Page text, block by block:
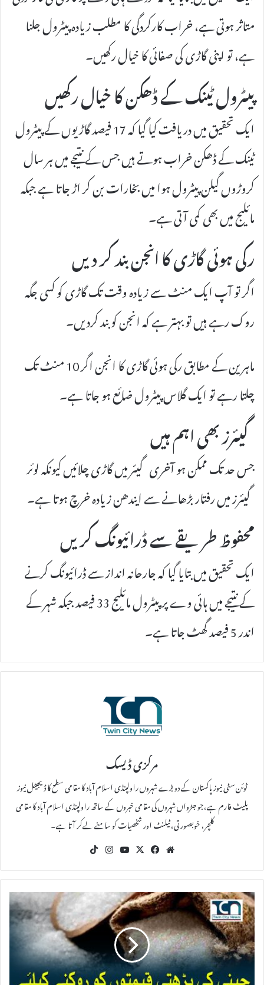
متاثر ہوتی ہے، خراب کارکردگی کا مطلب زیادہ پیٹرول جلنا
ہے، تو اپنی گاڑی کی صفائی کا خیال رکھیں۔
پیٹرول ٹینک کے ڈھکن کا خیال رکھیں
ایک تحقیق میں دریافت کیا گیا کہ 17 فیصد گاڑیوں کے پیٹرول
ٹینک کے ڈھکن خراب ہوتے ہیں جس کے نتیجے میں ہر سال
کروڑوں گیلن پیٹرول ہوا میں بخارات بن کر اڑ جاتا ہے جبکہ
مائلیج میں بھی کمی آتی ہے۔
رکی ہوئی گاڑی کا انجن بند کر دیں
اگر تو آپ ایک منٹ سے زیادہ وقت تک گاڑی کو کسی جگہ
روک رہے ہیں تو بہتر ہے کہ انجن کو بند کردیں۔
ماہرین کے مطابق رکی ہوئی گاڑی کا انجن اگر 10 منٹ تک
چلتا رہے تو ایک گلاس پیٹرول ضائع ہو جاتا ہے۔
گیئرز بھی اہم ہیں
جس حد تک ممکن ہو آخری گیئر میں گاڑی چلائیں کیونکہ لوئر
گیئرز میں رفتار بڑھانے سے ایندھن زیادہ خرچ ہوتا ہے۔
محفوظ طریقے سے ڈرائیونگ کریں
ایک تحقیق میں بتایا گیا کہ جارحانہ انداز سے ڈرائیونگ کرنے
کے نتیجے میں ہائی وے پر پیٹرول مائلیج 33 فیصد جبکہ شہر کے
اندر 5 فیصد گھٹ جاتا ہے۔
مرکزی ڈیسک
ٹوئن سٹی نیوز پاکستان کے دو بڑے شہروں راولپنڈی اسلام آباد کا مقامی سطح کا ڈیجیٹل نیوز
پلیٹ فارم ہے،جو جڑواں شہروں کی مقامی خبروں کے ساتھ راولپنڈی اسلام آباد کا مقامی
کلچر، خوبصورتی، ٹیلنٹ اور شخصیات کو سامنے لےکر آتا ہے۔
We
bsi
te
Fac
oo
k
X
Yo
ub
e
Ins
tag
ra
m
k